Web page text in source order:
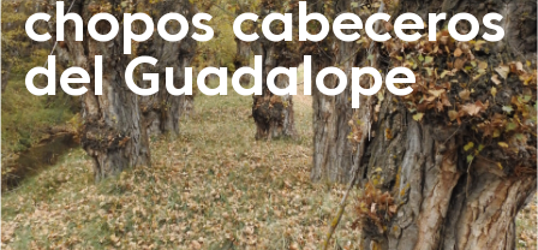
chopos cabeceros
del Guadalope